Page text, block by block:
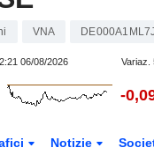
VNA
06/08/2026 Variaz.
-
Notizie